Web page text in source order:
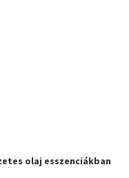
olaj esszenciákban